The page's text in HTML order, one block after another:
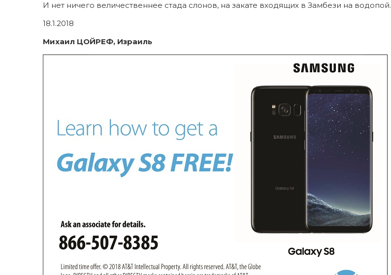
И нет ничего величественнее стада слонов, на закате входящих в Замбези на водопой.
18.1.2018
Михаил ЦОЙРЕФ, Израиль